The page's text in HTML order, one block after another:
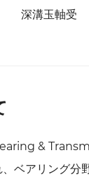
深溝玉軸受
&
ベアリング分